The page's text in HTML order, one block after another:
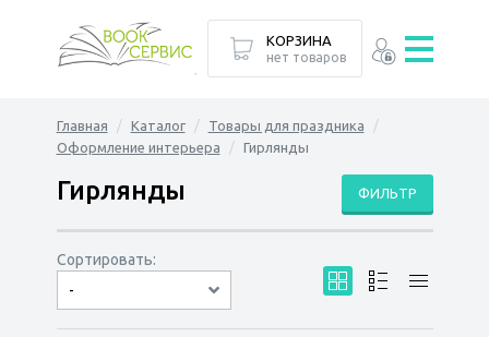
Главная Каталог
Товары для праздника
Оформление интерьера
Гирлянды
ФИЛЬТР
Гирлянды
Сортировать:
-
по дате
по популярности
сначала дешёвые
сначала дорогие
КОРЗИНА
нет товаров